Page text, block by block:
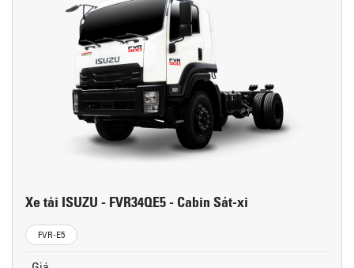
Xe tải ISUZU - FVR34QE5 - Cabin Sát-xi
FVR-E5